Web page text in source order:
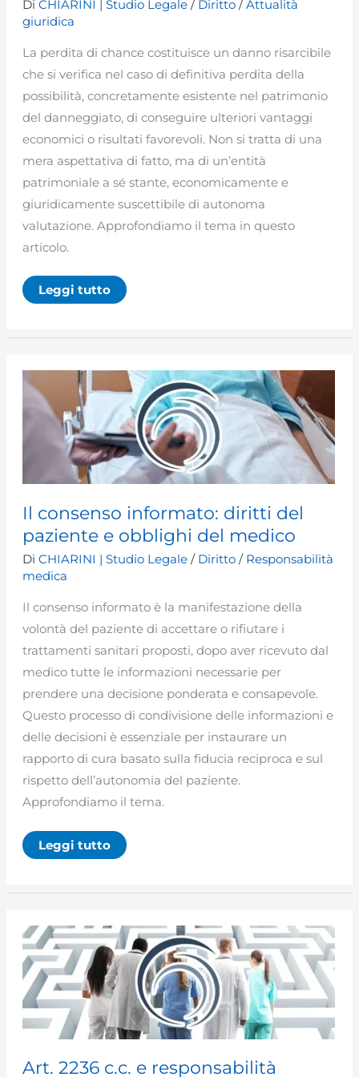
DiCHIARINI | Studio Legale/ Diritto /Attualità
giuridica
La perdita di chance costituisce un danno risarcibile
che si verifica nel caso di definitiva perdita della
possibilità, concretamente esistente nel patrimonio
del danneggiato, di conseguire ulteriori vantaggi
economici o risultati favorevoli. Non si tratta di una
mera aspettativa di fatto, ma di un’entità
patrimoniale a sé stante, economicamente e
giuridicamente suscettibile di autonoma
valutazione. Approfondiamo il tema in questo
articolo.
Perdita
di
il
nella
mancata
opportunità
Leggi tutto
Il consenso informato: diritti del
paziente e obblighi del medico
DiCHIARINI | Studio Legale/ Diritto / Responsabilità
medica
Il consenso informato è la manifestazione della
volontà del paziente di accettare o rifiutare i
trattamenti sanitari proposti, dopo aver ricevuto dal
medico tutte le informazioni necessarie per
prendere una decisione ponderata e consapevole.
Questo processo di condivisione delle informazioni e
delle decisioni è essenziale per instaurare un
rapporto di cura basato sulla fiducia reciproca e sul
rispetto dell’autonomia del paziente.
Approfondiamo il tema.
Il
consenso
del
obblighi
del
medico
Leggi tutto
Art. 2236 c.c. e responsabilità